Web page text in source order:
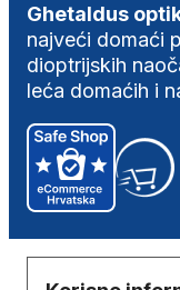
Ghetaldus
najveći domaći
dioptrijskih
leća domaćih i